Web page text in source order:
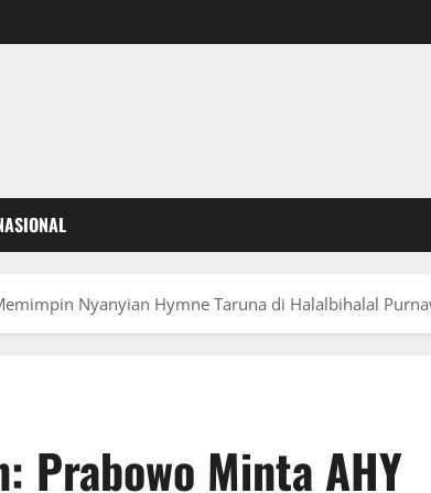
Nyanyian Hymne Taruna di Halalbihalal
Prabowo Minta AHY